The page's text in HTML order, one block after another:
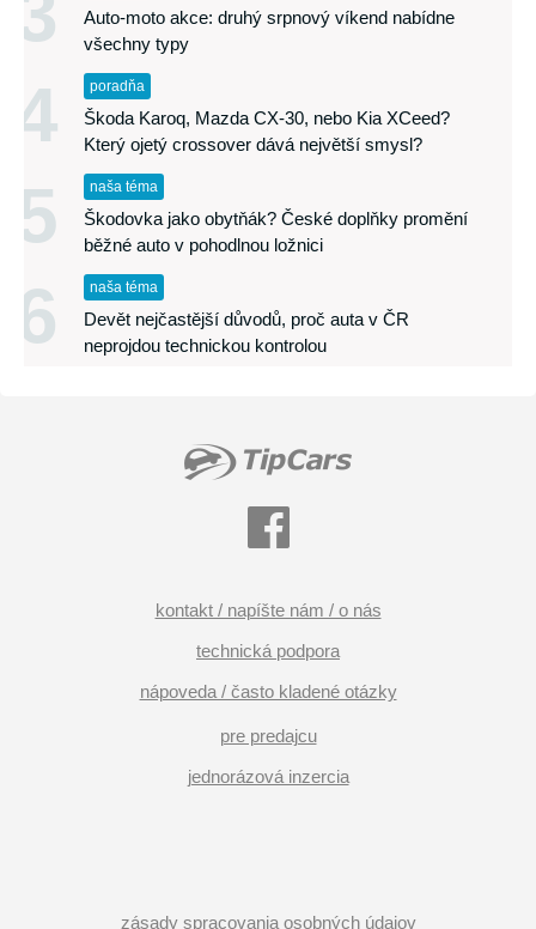
Auto-moto akce: druhý srpnový víkend nabídne
všechny typy
4 poradňa
Škoda Karoq, Mazda CX-30, nebo Kia XCeed?
Který ojetý crossover dává největší smysl?
5 naša téma
Škodovka jako obytňák? České doplňky promění
běžné auto v pohodlnou ložnici
6 naša téma
Devět nejčastější důvodů, proč auta v ČR
neprojdou technickou kontrolou
kontakt / napíšte nám / o nás
technická podpora
nápoveda / často kladené otázky
pre predajcu
jednorázová inzercia
zásady spracovania osobných údajov